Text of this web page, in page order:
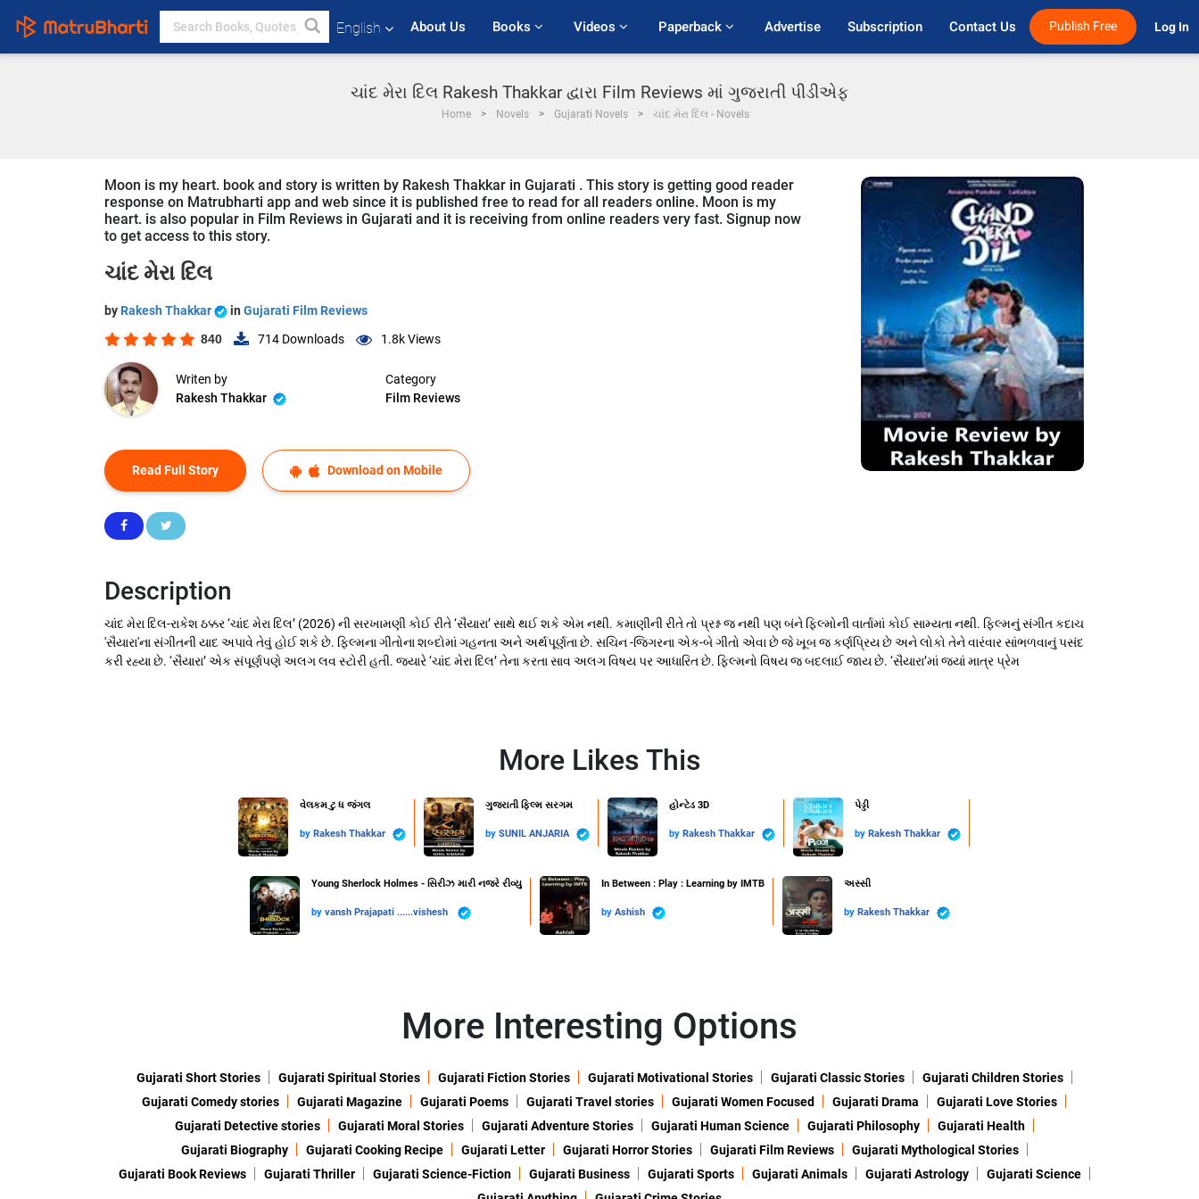
English About Us Books Videos Paperback Advertise Subscription Contact Us Publish Free Log In
ચાંદ મેરા દિલ Rakesh Thakkar દ્વારા Film Reviews માં ગુજરાતી પીડીએફ
Home Novels Gujarati Novels ચાંદ મેરા દિલ - Novels
Moon is my heart. book and story is written by Rakesh Thakkar in Gujarati . This story is getting good reader
response on Matrubharti app and web since it is published free to read for all readers online. Moon is my
heart. is also popular in Film Reviews in Gujarati and it is receiving from online readers very fast. Signup now
to get access to this story.
ચાંદ મેરા દિલ
by Rakesh Thakkar in Gujarati Film Reviews
840 714 Downloads 1.8kViews
Writen by
Rakesh Thakkar
Category
Film Reviews
Read Full Story Download on Mobile
Description
ચાંદ મેરા દિલ-રાકેશ ઠક્કર ‘ચાંદ મેરા દિલ’ (2026) ની સરખામણી કોઈ રીતે ‘સૈયારા’ સાથે થઈ શકે એમ નથી. કમાણીની રીતે તો પ્રશ્ન જ નથી પણ બંને ફિલ્મોની વાર્તામાં કોઈ સામ્યતા નથી. ફિલ્મનું સંગીત કદાચ
'સૈયારા'ના સંગીતની યાદ અપાવે તેવું હોઈ શકે છે. ફિલ્મના ગીતોના શબ્દોમાં ગહનતા અને અર્થપૂર્ણતા છે. સચિન -જિગરના એક-બે ગીતો એવા છે જે ખૂબ જ કર્ણપ્રિય છે અને લોકો તેને વારંવાર સાંભળવાનું પસંદ
કરી રહ્યા છે. ‘સૈયારા’ એક સંપૂર્ણપણે અલગ લવ સ્ટોરી હતી. જ્યારે ‘ચાંદ મેરા દિલ’ તેના કરતા સાવ અલગ વિષય પર આધારિત છે. ફિલ્મનો વિષય જ બદલાઈ જાય છે. ‘સૈયારા’માં જ્યાં માત્ર પ્રેમ
More Likes This
વેલકમ ટુ ધ જંગલ
by Rakesh Thakkar
ગુજરાતી ફિલ્મ સરગમ
by SUNIL ANJARIA
હોન્ટેડ 3D
by Rakesh Thakkar
પેડ્ડી
by Rakesh Thakkar
Young Sherlock Holmes - સિરીઝ મારી નજરે રીવ્યુ
by vansh Prajapati ......vishesh ️
In Between : Play : Learning by IMTB
by Ashish
અસ્સી
by Rakesh Thakkar
More Interesting Options
Gujarati Short Stories Gujarati Spiritual Stories Gujarati Fiction Stories Gujarati Motivational Stories Gujarati Classic Stories
Gujarati Children Stories
Gujarati Comedy stories
Gujarati Magazine Gujarati Poems Gujarati Travel stories Gujarati Women Focused Gujarati Drama
Gujarati Love Stories
Gujarati Detective stories
Gujarati Moral Stories Gujarati Adventure Stories Gujarati Human Science Gujarati Philosophy
Gujarati Health
Gujarati Biography
Gujarati Cooking Recipe Gujarati Letter Gujarati Horror Stories Gujarati Film Reviews
Gujarati Mythological Stories
Gujarati Book Reviews
Gujarati Thriller Gujarati Science-Fiction Gujarati Business Gujarati Sports Gujarati Animals Gujarati Astrology
Gujarati Science